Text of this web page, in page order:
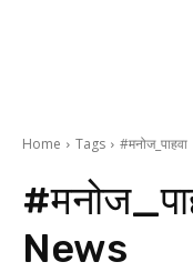
Home Tags #मनोज_पाहवा
News